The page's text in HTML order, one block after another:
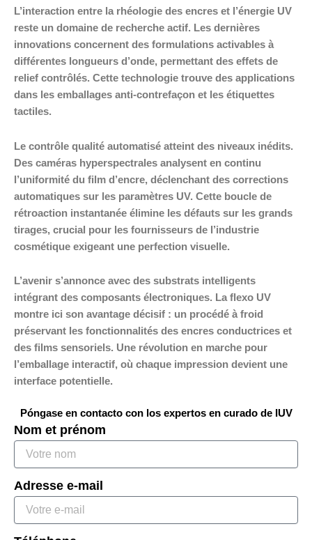
L’interaction entre la rhéologie des encres et l’énergie UV
reste un domaine de recherche actif. Les dernières
innovations concernent des formulations activables à
différentes longueurs d’onde, permettant des effets de
relief contrôlés. Cette technologie trouve des applications
dans les emballages anti-contrefaçon et les étiquettes
tactiles.
Le contrôle qualité automatisé atteint des niveaux inédits.
Des caméras hyperspectrales analysent en continu
l’uniformité du film d’encre, déclenchant des corrections
automatiques sur les paramètres UV. Cette boucle de
rétroaction instantanée élimine les défauts sur les grands
tirages, crucial pour les fournisseurs de l’industrie
cosmétique exigeant une perfection visuelle.
L’avenir s’annonce avec des substrats intelligents
intégrant des composants électroniques. La flexo UV
montre ici son avantage décisif : un procédé à froid
préservant les fonctionnalités des encres conductrices et
des films sensoriels. Une révolution en marche pour
l’emballage interactif, où chaque impression devient une
interface potentielle.
Póngase en contacto con los expertos en curado de IUV
Nom et prénom
Adresse e-mail